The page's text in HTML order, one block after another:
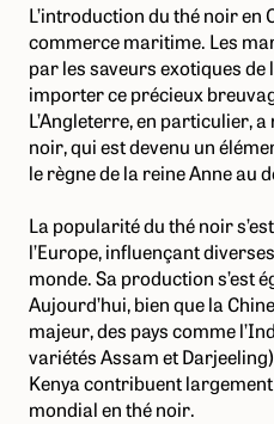
L’introduction du thé noir en
commerce maritime. Les
par les saveurs exotiques de
importer ce précieux
L’Angleterre, en particulier,
noir, qui est devenu un
le règne de la reine Anne au
La popularité du thé noir
l’Europe, influençant
monde. Sa production s’est
Aujourd’hui, bien que la
majeur, des pays comme
variétés Assam et
Kenya contribuent
mondial en thé noir.